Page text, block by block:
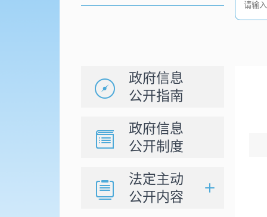
政府信息
公开指南
政府信息
公开制度
法定主动
公开内容